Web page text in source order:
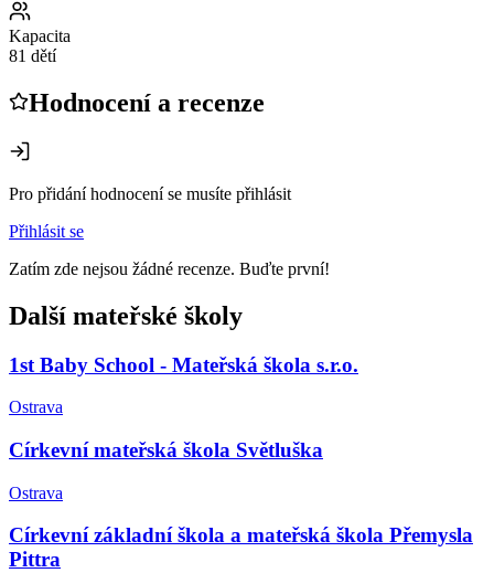
Kapacita
81 dětí
Hodnocení a recenze
Pro přidání hodnocení se musíte přihlásit
Přihlásit se
Zatím zde nejsou žádné recenze. Buďte první!
Další mateřské školy
1st Baby School - Mateřská škola s.r.o.
Ostrava
Církevní mateřská škola Světluška
Ostrava
Církevní základní škola a mateřská škola Přemysla
Pittra